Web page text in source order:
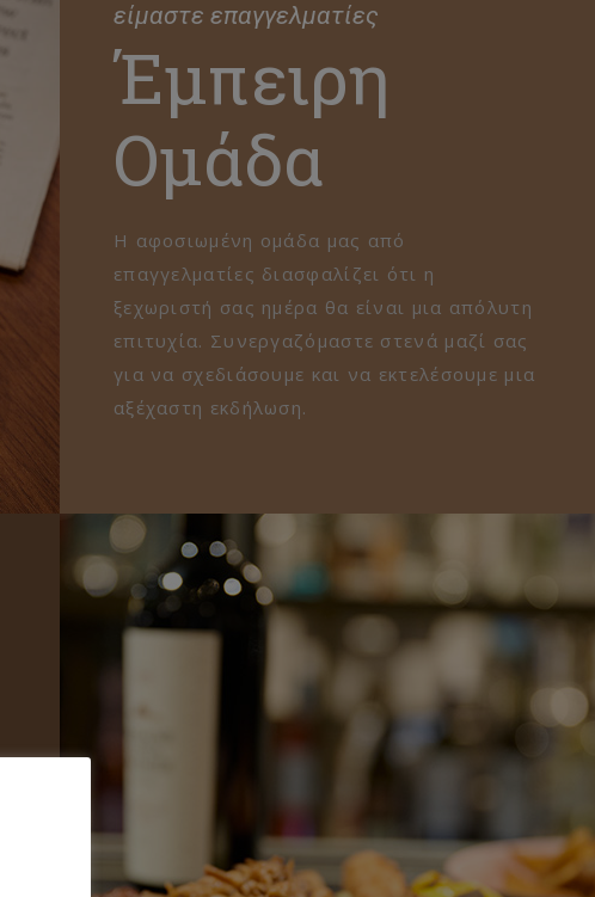
είμαστε επαγγελματίες
Έμπειρη
Ομάδα
Η αφοσιωμένη ομάδα μας από
επαγγελματίες διασφαλίζει ότι η
ξεχωριστή σας ημέρα θα είναι μια απόλυτη
επιτυχία. Συνεργαζόμαστε στενά μαζί σας
για να σχεδιάσουμε και να εκτελέσουμε μια
αξέχαστη εκδήλωση.